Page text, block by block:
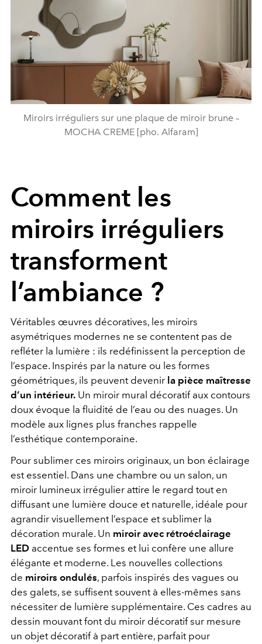
Miroirs irréguliers sur une plaque de miroir brune –
MOCHA CREME [pho. Alfaram]
Comment les
miroirs irréguliers
transforment
l’ambiance ?
Véritables œuvres décoratives, les miroirs
asymétriques modernes ne se contentent pas de
refléter la lumière : ils redéfinissent la perception de
l’espace. Inspirés par la nature ou les formes
géométriques, ils peuvent devenir la pièce maîtresse
d’un intérieur. Un miroir mural décoratif aux contours
doux évoque la fluidité de l’eau ou des nuages. Un
modèle aux lignes plus franches rappelle
l’esthétique contemporaine.
Pour sublimer ces miroirs originaux, un bon éclairage
est essentiel. Dans une chambre ou un salon, un
miroir lumineux irrégulier attire le regard tout en
diffusant une lumière douce et naturelle, idéale pour
agrandir visuellement l’espace et sublimer la
décoration murale. Un miroir avec rétroéclairage
LED accentue ses formes et lui confère une allure
élégante et moderne. Les nouvelles collections
de miroirs ondulés, parfois inspirés des vagues ou
des galets, se suffisent souvent à elles-mêmes sans
nécessiter de lumière supplémentaire. Ces cadres au
dessin mouvant font du miroir décoratif sur mesure
un objet décoratif à part entière, parfait pour